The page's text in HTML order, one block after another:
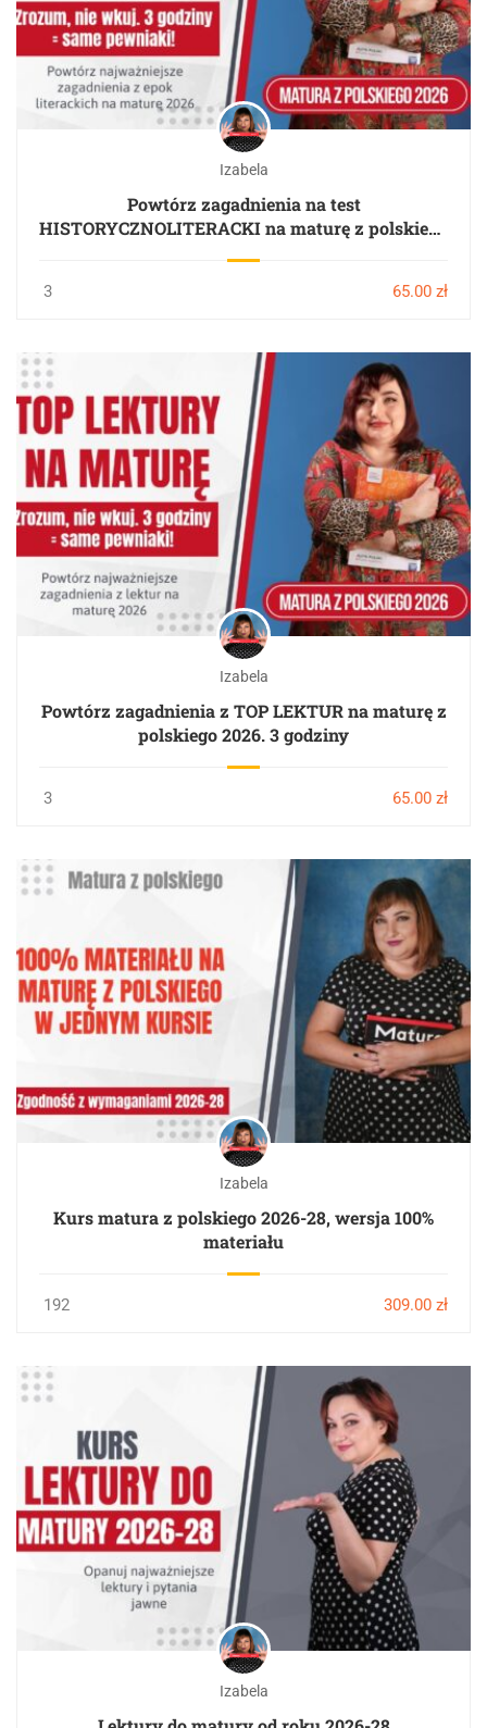
Izabela
Powtórz zagadnienia na test
HISTORYCZNOLITERACKI na maturę z polskiego
3 65.00 zł
Izabela
Powtórz zagadnienia z TOP LEKTUR na maturę z
polskiego 2026. 3 godziny
3 65.00 zł
Izabela
Kurs matura z polskiego 2026-28, wersja 100%
materiału
192 309.00 zł
Izabela